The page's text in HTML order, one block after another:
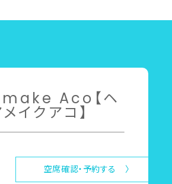
Aco【ヘ
イクアコ】
空席確認・予約する 〉